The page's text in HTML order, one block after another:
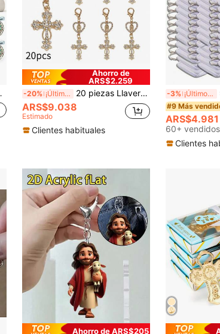
Ahorro de
ARS$2.259
-20% ¡Últimos 3 días 20 piezas Llavero colgante de cruz con perlas y strass dorados, amuleto de bolso de cruz religiosa, adecuado para bautizo, primera comunión, recuerdos de boda
ARS$9.038
Estimado
Clientes habituales
-3% ¡Últimos 3 días
#9 Más
ARS$4.981
60+ vendidos
Clientes
Ahorro de ARS$205